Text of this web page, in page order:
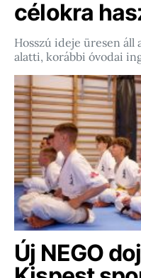
célokra
Hosszú ideje üresen áll
alatti, korábbi óvodai
Új NEGO